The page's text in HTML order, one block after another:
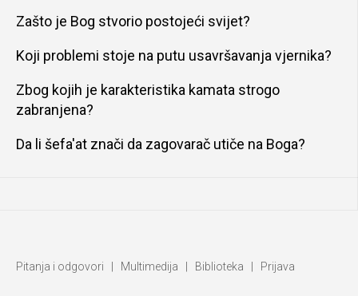
Zašto je Bog stvorio postojeći svijet?
Koji problemi stoje na putu usavršavanja vjernika?
Zbog kojih je karakteristika kamata strogo
zabranjena?
Da li šefa'at znači da zagovarač utiče na Boga?
Pitanja i odgovori Multimedija Biblioteka Prijava